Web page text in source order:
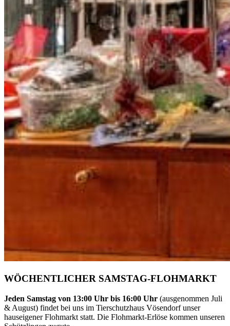
WÖCHENTLICHER SAMSTAG-FLOHMARKT
Jeden Samstag von 13:00 Uhr bis 16:00 Uhr (ausgenommen Juli
& August) findet bei uns im Tierschutzhaus Vösendorf unser
hauseigener Flohmarkt statt. Die Flohmarkt-Erlöse kommen unseren